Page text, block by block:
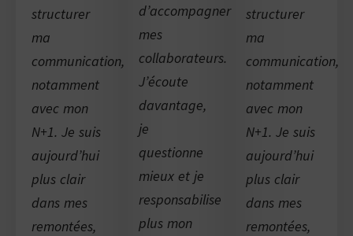
structurer
ma
communication,
notamment
avec mon
N+1. Je suis
aujourd’hui
plus clair
dans mes
remontées,
d’accompagner
mes
collaborateurs.
J’écoute
davantage,
je
questionne
mieux et je
responsabilise
plus mon
structurer
ma
communication,
notamment
avec mon
N+1. Je suis
aujourd’hui
plus clair
dans mes
remontées,